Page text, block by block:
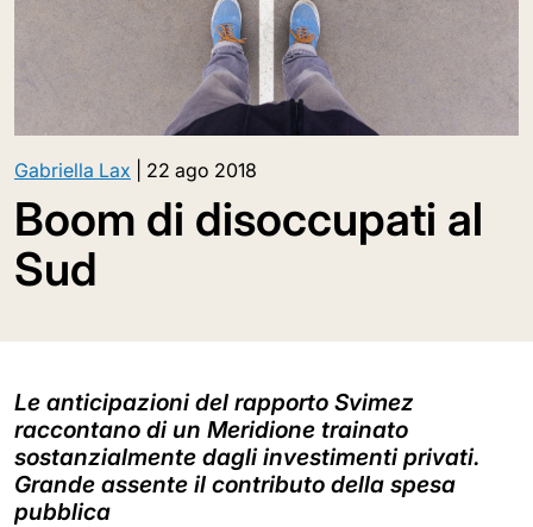
Gabriella Lax 22 ago 2018
Boom di disoccupati al
Sud
Le anticipazioni del rapporto Svimez
raccontano di un Meridione trainato
sostanzialmente dagli investimenti privati.
Grande assente il contributo della spesa
pubblica